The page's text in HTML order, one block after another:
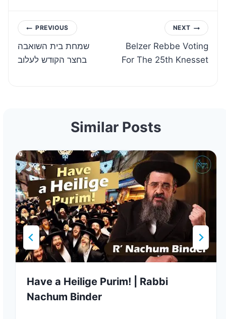
Post
navigation
PREVIOUS
שמחת בית השואבה
בחצר הקודש לעלוב
NEXT
Belzer Rebbe Voting
For The 25th Knesset
Similar Posts
Have a Heilige Purim! | Rabbi
Nachum Binder